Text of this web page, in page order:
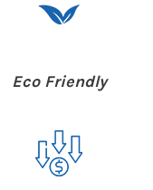
Eco Friendly